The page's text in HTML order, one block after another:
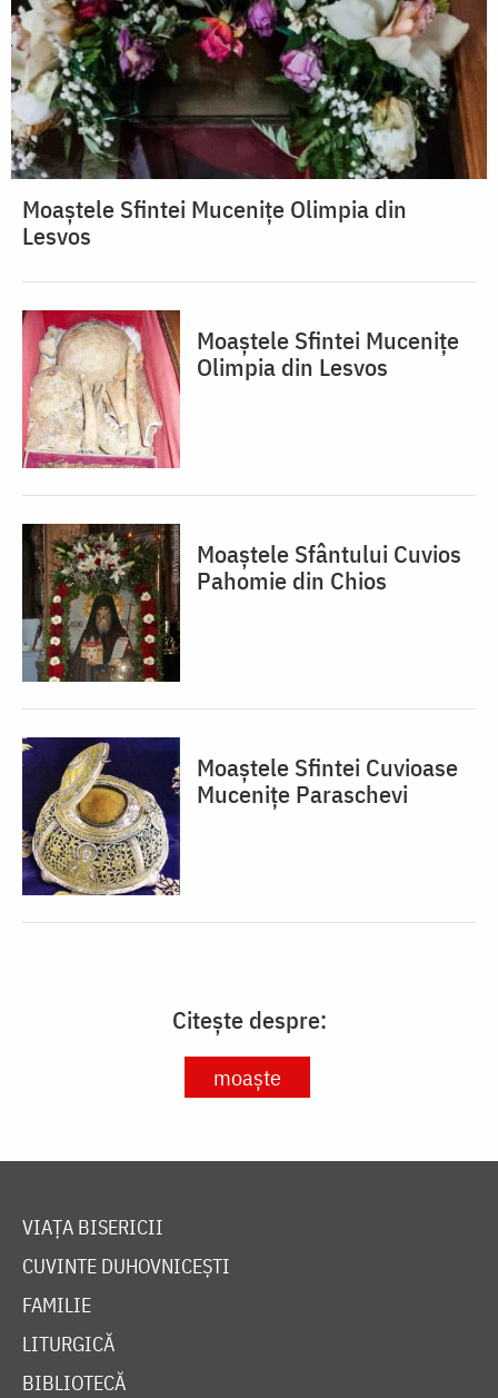
Moaștele Sfintei Mucenițe Olimpia din
Lesvos
Moaștele Sfintei Mucenițe
Olimpia din Lesvos
Moaștele Sfântului Cuvios
Pahomie din Chios
Moaștele Sfintei Cuvioase
Mucenițe Paraschevi
Citește despre:
moaște
VIAȚA BISERICII
CUVINTE DUHOVNICEȘTI
FAMILIE
LITURGICĂ
BIBLIOTECĂ